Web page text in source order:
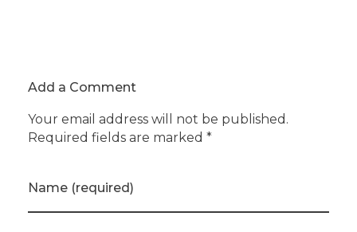
Add a Comment
Your email address will not be published.
Required fields are marked *
Name (required)